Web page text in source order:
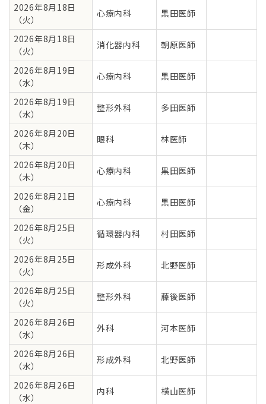
2026年8月18日
（火）
心療内科 黒田医師
2026年8月18日
（火）
消化器内科 朝原医師
2026年8月19日
（水）
心療内科 黒田医師
2026年8月19日
（水）
整形外科 多田医師
2026年8月20日
（木）
眼科 林医師
2026年8月20日
（木）
心療内科 黒田医師
2026年8月21日
（金）
心療内科 黒田医師
2026年8月25日
（火）
循環器内科 村田医師
2026年8月25日
（火）
形成外科 北野医師
2026年8月25日
（火）
整形外科 藤後医師
2026年8月26日
（水）
外科 河本医師
2026年8月26日
（水）
形成外科 北野医師
2026年8月26日
（水）
内科 横山医師